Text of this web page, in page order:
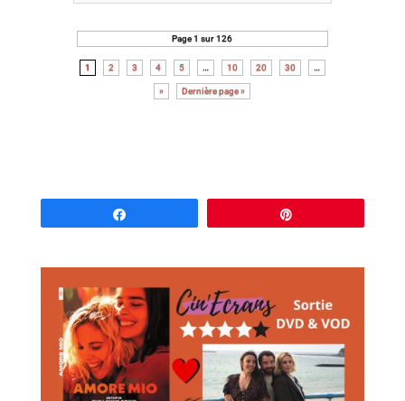
Page 1 sur 126
1 2 3 4 5 … 10 20 30 …
» Dernière page »